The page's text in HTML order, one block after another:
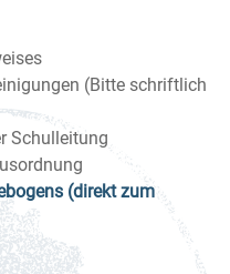
(Bitte schriftlich
Schulleitung
(direkt zum